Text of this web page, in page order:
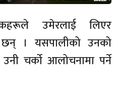
उमेरलाई लिएर
छन् । यसपालीको उनको
चर्को आलोचनामा पर्ने